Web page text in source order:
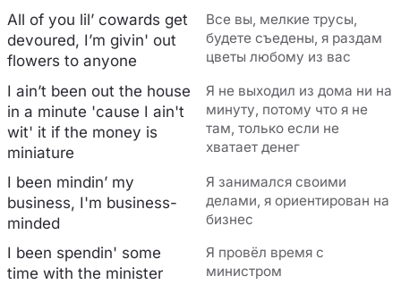
All of you lil’ cowards get
devoured, I’m givin' out
flowers to anyone
Все вы, мелкие трусы,
будете съедены, я раздам
цветы любому из вас
I ain’t been out the house
in a minute 'cause I ain't
wit' it if the money is
miniature
Я не выходил из дома ни на
минуту, потому что я не
там, только если не
хватает денег
I been mindin’ my
business, I'm business-
minded
Я занимался своими
делами, я ориентирован на
бизнес
I been spendin' some
time with the minister
Я провёл время с
министром